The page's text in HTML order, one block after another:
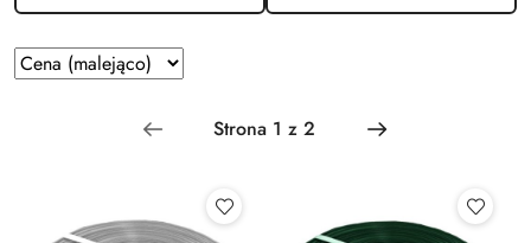
Zastosowano
sortowanie:
Sortuj
według